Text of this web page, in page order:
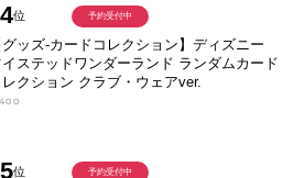
4位
グッズ-カードコレクション】ディズニー
イステッドワンダーランド ランダムカード
レクション クラブ・ウェアver.
予約受付中
5位 予約受付中